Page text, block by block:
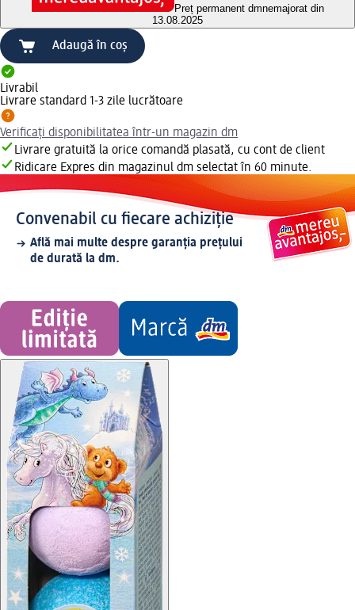
Preț permanent dmnemajorat din
13.08.2025
Adaugă în coș
Livrabil
Livrare standard 1-3 zile lucrătoare
Verificați disponibilitatea într-un magazin dm
Livrare gratuită la orice comandă plasată, cu cont de client
Ridicare Expres din magazinul dm selectat în 60 minute.
Convenabil cu fiecare achiziție
Află mai multe despre garanția prețului
de durată la dm.